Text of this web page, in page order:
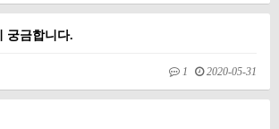
궁금합니다.
1 2020-05-31